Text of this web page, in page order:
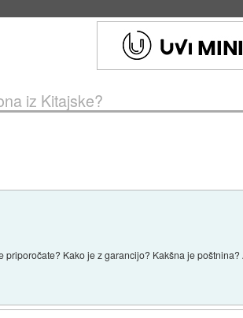
iz Kitajske?
Kako je z garancijo? Kakšna je